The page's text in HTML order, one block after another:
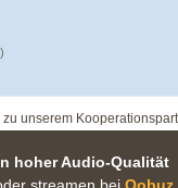
zu unserem
hoher Audio-Qualität